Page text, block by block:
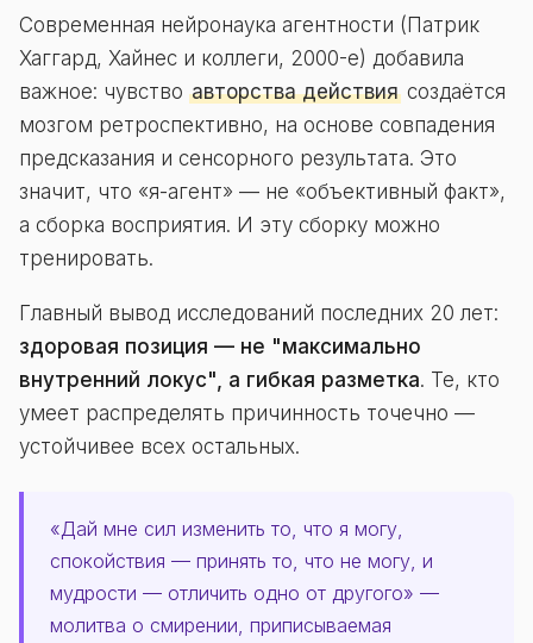
Современная нейронаука агентности (Патрик
Хаггард, Хайнес и коллеги, 2000-е) добавила
важное: чувство авторства действия создаётся
мозгом ретроспективно, на основе совпадения
предсказания и сенсорного результата. Это
значит, что «я-агент» — не «объективный факт»,
а сборка восприятия. И эту сборку можно
тренировать.
Главный вывод исследований последних 20 лет:
здоровая позиция — не "максимально
внутренний локус", а гибкая разметка. Те, кто
умеет распределять причинность точечно —
устойчивее всех остальных.
«Дай мне сил изменить то, что я могу,
спокойствия — принять то, что не могу, и
мудрости — отличить одно от другого» —
молитва о смирении, приписываемая